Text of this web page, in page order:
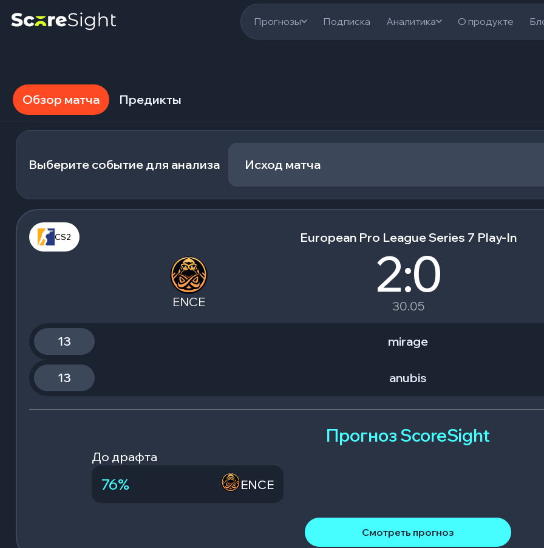
Прогнозы Подписка Аналитика О продукте
Обзор матча Предикты
Выберите событие для анализа Исход матча
CS2 European Pro League Series 7 Play-In
ENCE 2:0
30.05
13 mirage
13 anubis
Прогноз ScoreSight
До драфта
76% ENCE
Смотреть прогноз